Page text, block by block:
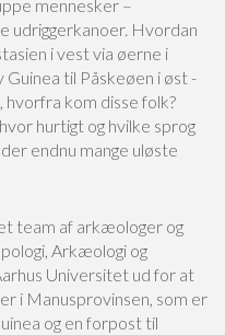
mennesker –
udriggerkanoer. Hvordan
i vest via øerne i
til Påskeøen i øst -
hvorfra kom disse folk?
hurtigt og hvilke sprog
endnu mange uløste
team af arkæologer og
Arkæologi og
Universitet ud for at
i Manusprovinsen, som er
og en forpost til